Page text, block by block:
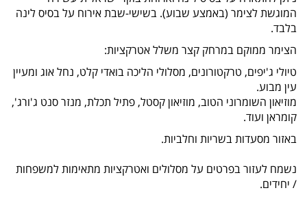
המוגשת לצימר (באמצע שבוע). בשישי-שבת אירוח על בסיס לינה
בלבד.
הצימר ממוקם במרחק קצר משלל אטרקציות:
טיולי ג'יפים, טרקטורונים, מסלולי הליכה בואדי קלט, נחל אוג ומעיין
עין מבוע.
מוזיאון השומרוני הטוב, מוזיאון קסטל, פתיל תכלת, מנזר סנט ג'ורג',
קומראן ועוד.
באזור מסעדות בשריות וחלביות.
נשמח לעזור בפרטים על מסלולים ואטרקציות מתאימות למשפחות
/ יחידים.